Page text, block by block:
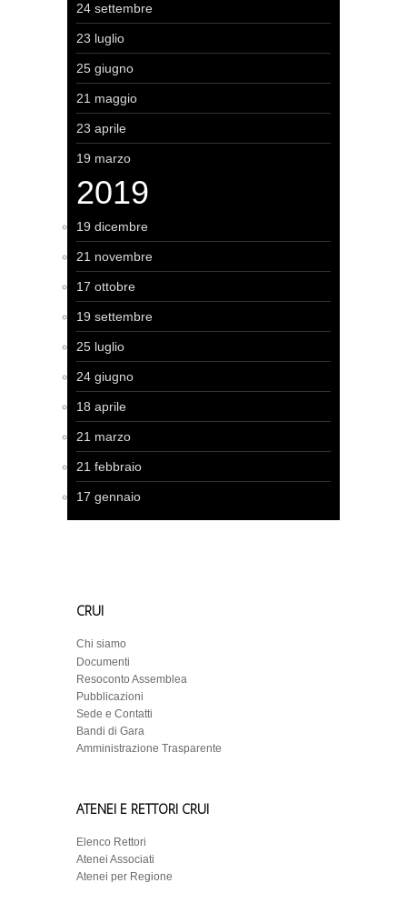
24 settembre
23 luglio
25 giugno
21 maggio
23 aprile
19 marzo
2019
19 dicembre
21 novembre
17 ottobre
19 settembre
25 luglio
24 giugno
18 aprile
21 marzo
21 febbraio
17 gennaio
CRUI
Chi siamo
Documenti
Resoconto Assemblea
Pubblicazioni
Sede e Contatti
Bandi di Gara
Amministrazione Trasparente
ATENEI E RETTORI CRUI
Elenco Rettori
Atenei Associati
Atenei per Regione